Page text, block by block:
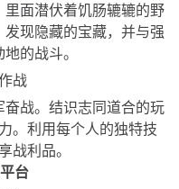
面潜伏着饥肠辘辘的野
现隐藏的宝藏，并与强
的战斗。
战
战。结识志同道合的玩
。利用每个人的独特技
战利品。
台